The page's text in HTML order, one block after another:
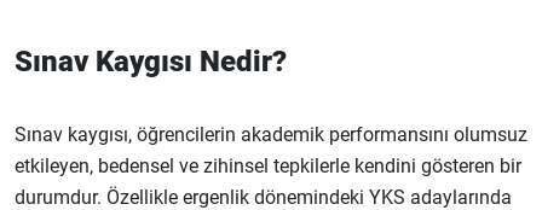
Sınav Kaygısı Nedir?
Sınav kaygısı, öğrencilerin akademik performansını olumsuz
etkileyen, bedensel ve zihinsel tepkilerle kendini gösteren bir
durumdur. Özellikle ergenlik dönemindeki YKS adaylarında